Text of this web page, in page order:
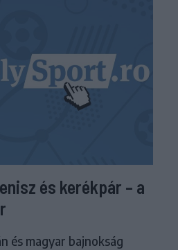
és kerékpár – a
és magyar bajnokság